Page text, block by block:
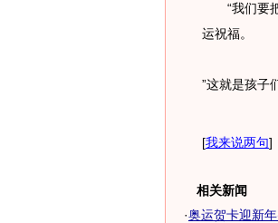
“我们要把
运祝福。
”这就是孩子
[我来说两句]
相关新闻
·奥运贺卡迎新